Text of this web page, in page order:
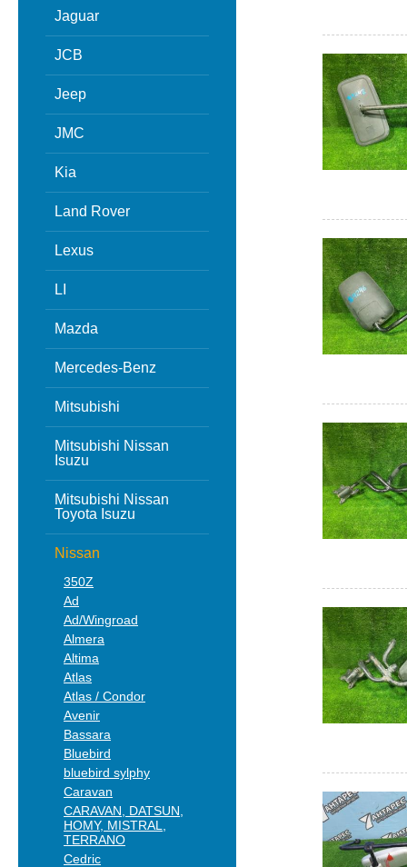
Jaguar
JCB
Jeep
JMC
Kia
Land Rover
Lexus
LI
Mazda
Mercedes-Benz
Mitsubishi
Mitsubishi Nissan
Isuzu
Mitsubishi Nissan
Toyota Isuzu
Nissan
350Z
Ad
Ad/Wingroad
Almera
Altima
Atlas
Atlas / Condor
Avenir
Bassara
Bluebird
bluebird sylphy
Caravan
CARAVAN, DATSUN,
HOMY, MISTRAL,
TERRANO
Cedric